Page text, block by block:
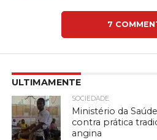
7
ULTIMAMENTE
SOCIEDADE
Ministério da
contra prática
angina